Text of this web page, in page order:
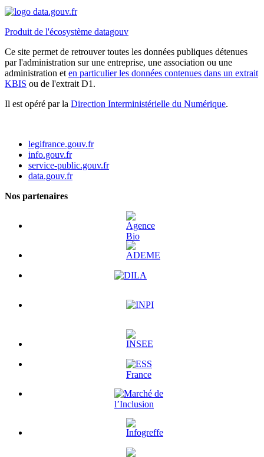
Produit de l'écosystème datagouv
Ce site permet de retrouver toutes les données publiques détenues
par l'administration sur une entreprise, une association ou une
administration et en particulier les données contenues dans un extrait
KBIS ou de l'extrait D1.
Il est opéré par la Direction Interministérielle du Numérique.
legifrance.gouv.fr
info.gouv.fr
service-public.gouv.fr
data.gouv.fr
Nos partenaires